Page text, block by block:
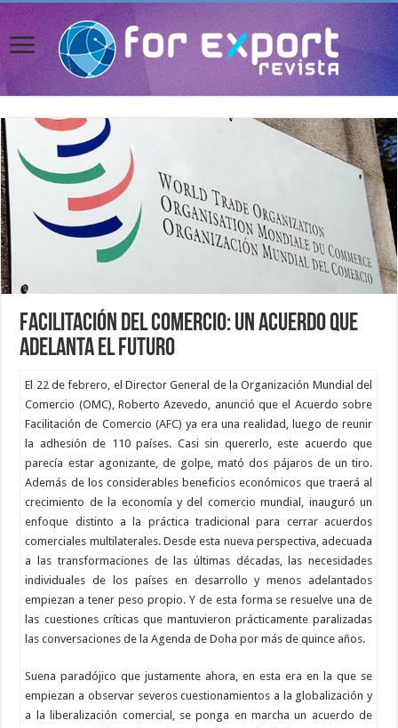
Facilitación del Comercio: un acuerdo que
adelanta el futuro
El 22 de febrero, el Director General de la Organización Mundial del
Comercio (OMC), Roberto Azevedo, anunció que el Acuerdo sobre
Facilitación de Comercio (AFC) ya era una realidad, luego de reunir
la adhesión de 110 países. Casi sin quererlo, este acuerdo que
parecía estar agonizante, de golpe, mató dos pájaros de un tiro.
Además de los considerables beneficios económicos que traerá al
crecimiento de la economía y del comercio mundial, inauguró un
enfoque distinto a la práctica tradicional para cerrar acuerdos
comerciales multilaterales. Desde esta nueva perspectiva, adecuada
a las transformaciones de las últimas décadas, las necesidades
individuales de los países en desarrollo y menos adelantados
empiezan a tener peso propio. Y de esta forma se resuelve una de
las cuestiones críticas que mantuvieron prácticamente paralizadas
las conversaciones de la Agenda de Doha por más de quince años.
Suena paradójico que justamente ahora, en esta era en la que se
empiezan a observar severos cuestionamientos a la globalización y
a la liberalización comercial, se ponga en marcha un acuerdo de